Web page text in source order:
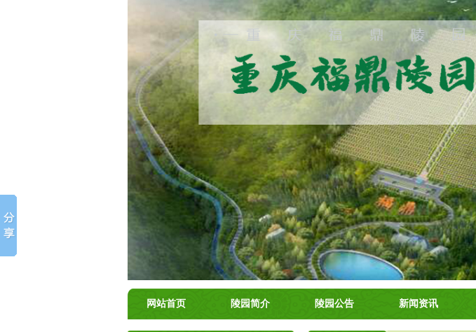
网站首页 陵园简介 陵园公告 新闻资讯